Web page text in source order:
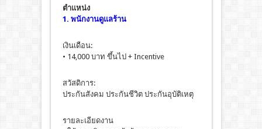
ตําแหน่ง
1. พนักงานดูแลร้าน
เงินเดือน:
• 14,000 บาท ขึ้นไป + Incentive
สวัสดิการ:
ประกันสังคม ประกันชีวิต ประกันอุบัติเหตุ
รายละเอียดงาน